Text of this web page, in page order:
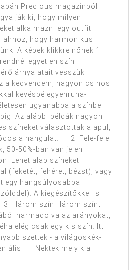
Precious magazinból
ki, hogy milyen
alkalmazni egy outfit
ahhoz, hogy harmonikus
A képek klikkre nőnek 1.
egyetlen szín
árnyalatait vesszük
a kedvencem, nagyon csinos
kevésbé egyenruha-
ugyanabba a színbe
Az alábbi példák nagyon
színeket választottak alapul,
a hangulat. 2. Fele-fele
50-50%-ban van jelen
Lehet alap színeket
(feketét, fehéret, bézst), vagy
egy hangsúlyosabbal
A kiegészítőkkel is
Három szín Három színt
harmadolva az arányokat,
elég csak egy kis szín. Itt
szettek - a világoskék-
Nektek melyik a